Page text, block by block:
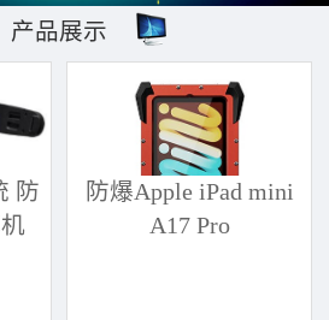
产品展示
防
防爆Apple iPad mini
A17 Pro